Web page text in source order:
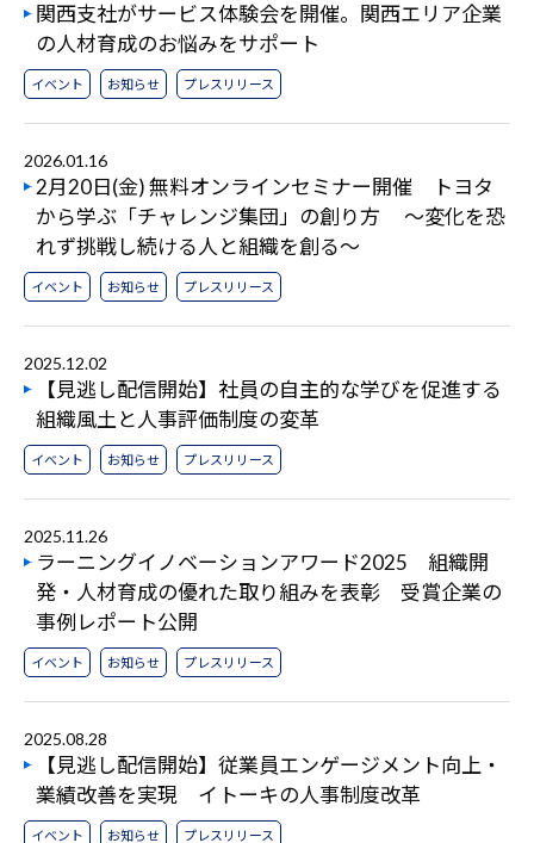
関西支社がサービス体験会を開催。関西エリア企業
の人材育成のお悩みをサポート
イベント お知らせ プレスリリース
2026.01.16
2月20日(金) 無料オンラインセミナー開催 トヨタ
から学ぶ「チャレンジ集団」の創り方 ～変化を恐
れず挑戦し続ける人と組織を創る～
イベント お知らせ プレスリリース
2025.12.02
【見逃し配信開始】社員の自主的な学びを促進する
組織風土と人事評価制度の変革
イベント お知らせ プレスリリース
2025.11.26
ラーニングイノベーションアワード2025 組織開
発・人材育成の優れた取り組みを表彰 受賞企業の
事例レポート公開
イベント お知らせ プレスリリース
2025.08.28
【見逃し配信開始】従業員エンゲージメント向上・
業績改善を実現 イトーキの人事制度改革
イベント お知らせ プレスリリース